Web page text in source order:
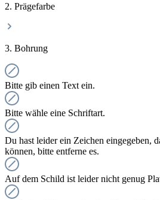
2. Prägefarbe
3. Bohrung
Bitte gib einen Text ein.
Bitte wähle eine Schriftart.
Du hast leider ein Zeichen eingegeben,
können, bitte entferne es.
Auf dem Schild ist leider nicht genug